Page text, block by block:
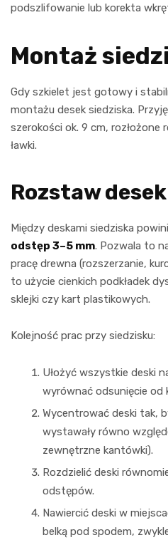
podszlifowanie lub korekta
Montaż
Gdy szkielet jest gotowy i
montażu desek siedziska.
szerokości ok. 9 cm, rozłożone
ławki.
Rozstaw
Między deskami siedziska
odstęp 3–5 mm. Pozwala to
pracę drewna (rozszerzanie,
to użycie cienkich podkładek
sklejki czy kart plastikowych.
Kolejność prac przy siedzisku:
Ułożyć wszystkie deski
wyrównać odsunięcie od
Wycentrować deski tak,
wystawały równo
zewnętrzne kantówki).
Rozdzielić deski
odstępów.
Nawiercić deski w
belką pod spodem,